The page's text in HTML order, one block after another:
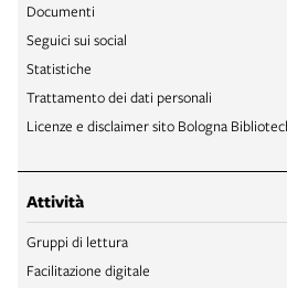
Documenti
Seguici sui social
Statistiche
Trattamento dei dati personali
Licenze e disclaimer sito Bologna
Attività
Gruppi di lettura
Facilitazione digitale